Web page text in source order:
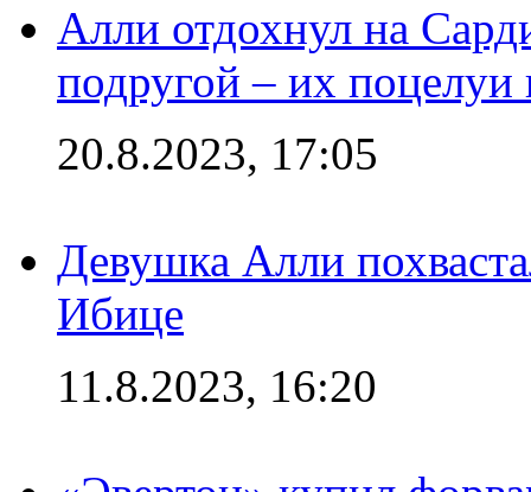
Алли отдохнул на
подругой – их поцелуи
20.8.2023, 17:05
Девушка Алли
Ибице
11.8.2023, 16:20